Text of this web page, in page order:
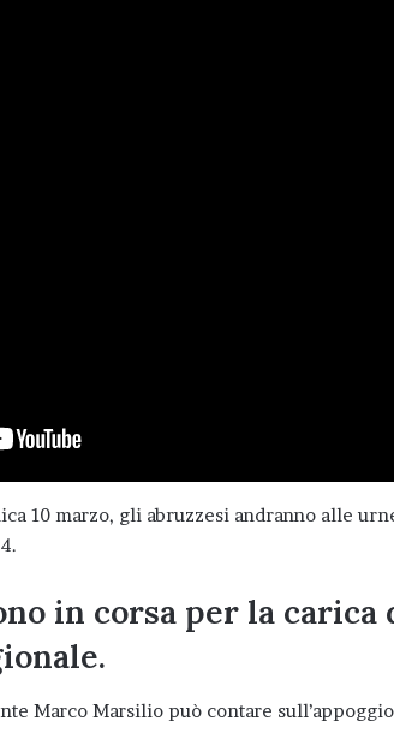
10 marzo, gli abruzzesi andranno alle
in corsa per la
Marco Marsilio può contare